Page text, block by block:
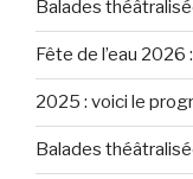
Balades
Fête de l’eau 2026
2025 : voici le
Balades